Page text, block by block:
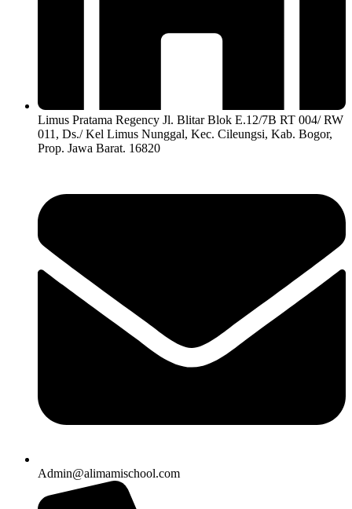
Limus Pratama Regency Jl. Blitar Blok E.12/7B RT 004/ RW
011, Ds./ Kel Limus Nunggal, Kec. Cileungsi, Kab. Bogor,
Prop. Jawa Barat. 16820
Admin@alimamischool.com